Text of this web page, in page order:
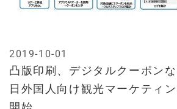
凸版印刷、デジタルクーポン
日外国人向け観光マーケティ
2019-10-01